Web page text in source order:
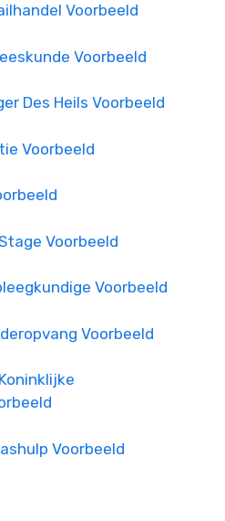
Voorbeeld
Voorbeeld
Des Heils Voorbeeld
Voorbeeld
Voorbeeld
Voorbeeld
Voorbeeld
Voorbeeld